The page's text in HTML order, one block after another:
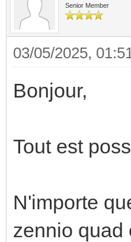
Senior Member
03/05/2025,
Bonjour,
Tout est
N'importe
zennio quad